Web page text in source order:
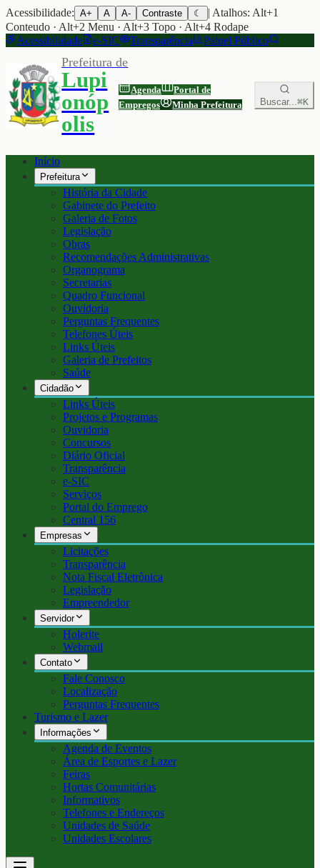
Acessibilidade: A+ A A- Contraste ☾
| Atalhos: Alt+1
Conteudo · Alt+2 Menu · Alt+3 Topo · Alt+4 Rodape
Acessibilidade
e-SIC Transparência Painel Público
Prefeitura de
Lupi
onóp
olis
Agenda
Portal de
Empregos
Minha Prefeitura Buscar...⌘K
Início
Prefeitura
História da Cidade
Gabinete do Prefeito
Galeria de Fotos
Legislação
Obras
Recomendações Administrativas
Organograma
Secretarias
Quadro Funcional
Ouvidoria
Perguntas Frequentes
Telefones Úteis
Links Úteis
Galeria de Prefeitos
Saúde
Cidadão
Links Úteis
Projetos e Programas
Ouvidoria
Concursos
Diário Oficial
Transparência
e-SIC
Serviços
Portal do Emprego
Central 156
Empresas
Licitações
Transparência
Nota Fiscal Eletrônica
Legislação
Empreendedor
Servidor
Holerite
Webmail
Contato
Fale Conosco
Localização
Perguntas Frequentes
Turismo e Lazer
Informações
Agenda de Eventos
Área de Esportes e Lazer
Feiras
Hortas Comunitárias
Informativos
Telefones e Endereços
Unidades de Saúde
Unidades Escolares